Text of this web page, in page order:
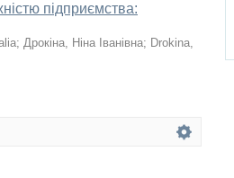
підприємства:
; Дрокіна, Ніна Іванівна; Drokina,